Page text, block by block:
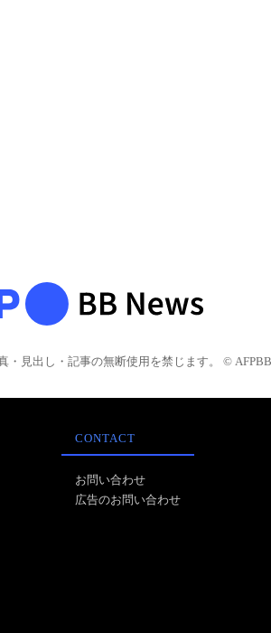
・見出し・記事の無断使用を禁じます。 ©
CONTACT
お問い合わせ
広告のお問い合わせ